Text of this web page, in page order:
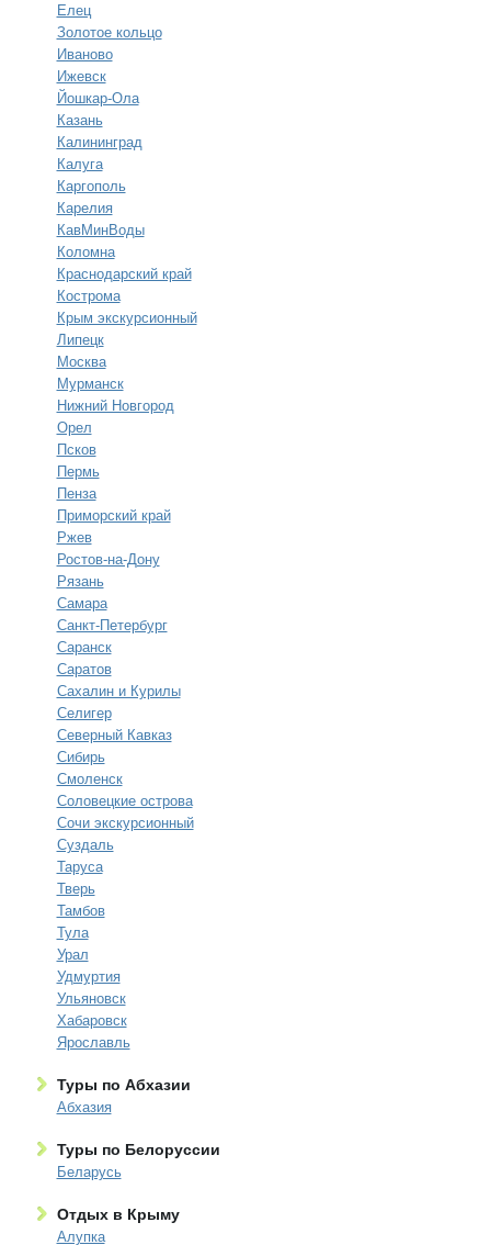
Елец
Золотое кольцо
Иваново
Ижевск
Йошкар-Ола
Казань
Калининград
Калуга
Каргополь
Карелия
КавМинВоды
Коломна
Краснодарский край
Кострома
Крым экскурсионный
Липецк
Москва
Мурманск
Нижний Новгород
Орел
Псков
Пермь
Пенза
Приморский край
Ржев
Ростов-на-Дону
Рязань
Самара
Санкт-Петербург
Саранск
Саратов
Сахалин и Курилы
Селигер
Северный Кавказ
Сибирь
Смоленск
Соловецкие острова
Сочи экскурсионный
Суздаль
Таруса
Тверь
Тамбов
Тула
Урал
Удмуртия
Ульяновск
Хабаровск
Ярославль
Туры по Абхазии
Абхазия
Туры по Белоруссии
Беларусь
Отдых в Крыму
Алупка